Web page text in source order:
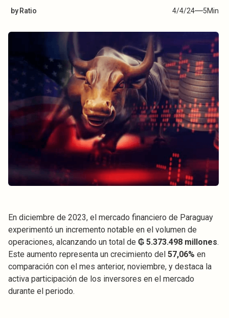
by Ratio 4/4/24 5Min
En diciembre de 2023, el mercado financiero de Paraguay
experimentó un incremento notable en el volumen de
operaciones, alcanzando un total de ₲ 5.373.498 millones.
Este aumento representa un crecimiento del 57,06% en
comparación con el mes anterior, noviembre, y destaca la
activa participación de los inversores en el mercado
durante el periodo.